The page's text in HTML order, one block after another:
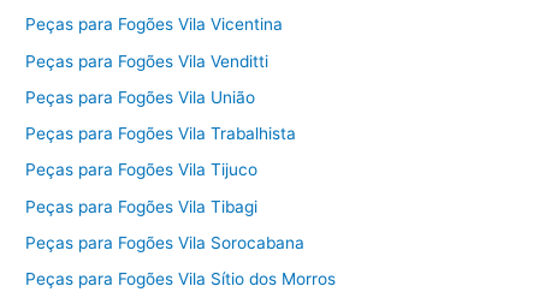
Peças para Fogões Vila Vicentina
Peças para Fogões Vila Venditti
Peças para Fogões Vila União
Peças para Fogões Vila Trabalhista
Peças para Fogões Vila Tijuco
Peças para Fogões Vila Tibagi
Peças para Fogões Vila Sorocabana
Peças para Fogões Vila Sítio dos Morros